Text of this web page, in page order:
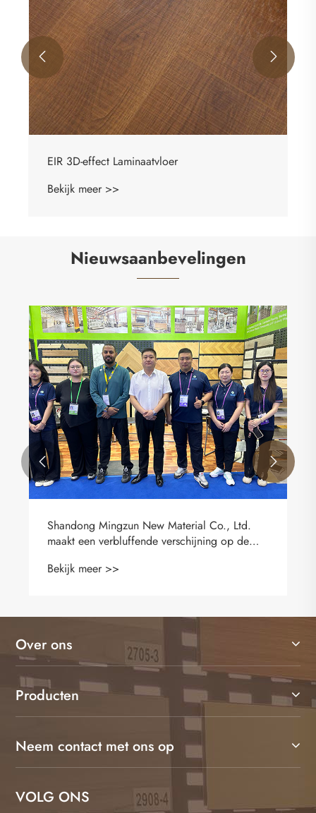
 
Nieuwsaanbevelingen
Kan gerecycled materiaal LVT-vloeren echt
milieuvriendelijk maken?
Bekijk meer >>
 
Over ons
Producten
Neem contact met ons op
VOLG ONS